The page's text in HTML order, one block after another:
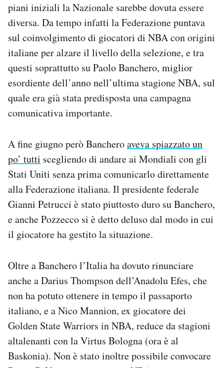
piani iniziali la Nazionale sarebbe dovuta essere
diversa. Da tempo infatti la Federazione puntava
sul coinvolgimento di giocatori di NBA con origini
italiane per alzare il livello della selezione, e tra
questi soprattutto su Paolo Banchero, miglior
esordiente dell’anno nell’ultima stagione NBA, sul
quale era già stata predisposta una campagna
comunicativa importante.
A fine giugno però Bancheroaveva spiazzato un
po’ tutti scegliendo di andare ai Mondiali con gli
Stati Uniti senza prima comunicarlo direttamente
alla Federazione italiana. Il presidente federale
Gianni Petrucci è stato piuttosto duro su Banchero,
e anche Pozzecco si è detto deluso dal modo in cui
il giocatore ha gestito la situazione.
Oltre a Banchero l’Italia ha dovuto rinunciare
anche a Darius Thompson dell’Anadolu Efes, che
non ha potuto ottenere in tempo il passaporto
italiano, e a Nico Mannion, ex giocatore dei
Golden State Warriors in NBA, reduce da stagioni
altalenanti con la Virtus Bologna (ora è al
Baskonia). Non è stato inoltre possibile convocare